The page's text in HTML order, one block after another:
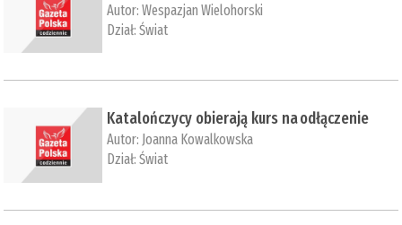
Autor:Wespazjan Wielohorski
Dział:Świat
Katalończycy obierają kurs na odłączenie
Autor: Joanna Kowalkowska
Dział:Świat